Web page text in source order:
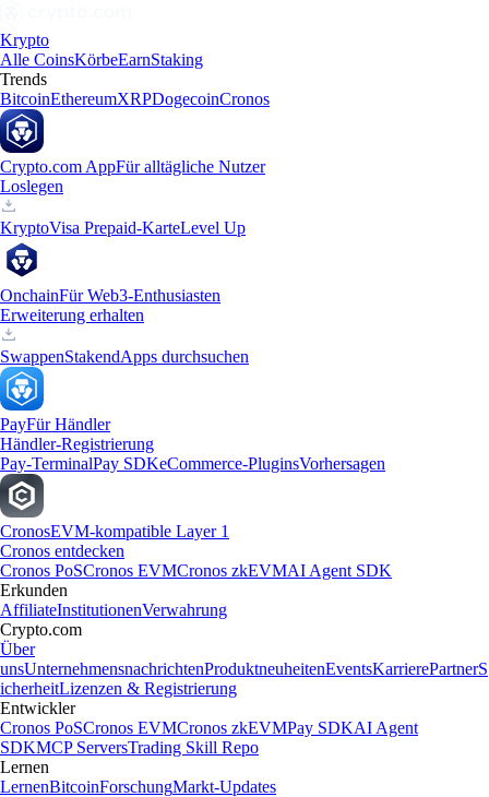
Krypto
Alle CoinsKörbeEarnStaking
Trends
BitcoinEthereumXRPDogecoinCronos
Crypto.com AppFür alltägliche Nutzer
Loslegen
KryptoVisa Prepaid-KarteLevel Up
OnchainFür Web3-Enthusiasten
Erweiterung erhalten
SwappenStakendApps durchsuchen
PayFür Händler
Händler-Registrierung
Pay-TerminalPay SDKeCommerce-PluginsVorhersagen
CronosEVM-kompatible Layer 1
Cronos entdecken
Cronos PoSCronos EVMCronos zkEVMAI Agent SDK
Erkunden
AffiliateInstitutionenVerwahrung
Crypto.com
Über
unsUnternehmensnachrichtenProduktneuheitenEventsKarrierePartnerS
icherheitLizenzen & Registrierung
Entwickler
Cronos PoSCronos EVMCronos zkEVMPay SDKAI Agent
SDKMCP ServersTrading Skill Repo
Lernen
LernenBitcoinForschungMarkt-Updates